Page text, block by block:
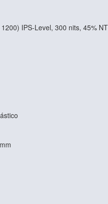
IPS-Level, 300 nits, 45%